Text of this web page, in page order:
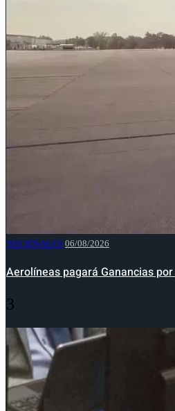
NACIONALES 06/08/2026
Aerolíneas pagará Ganancias
3